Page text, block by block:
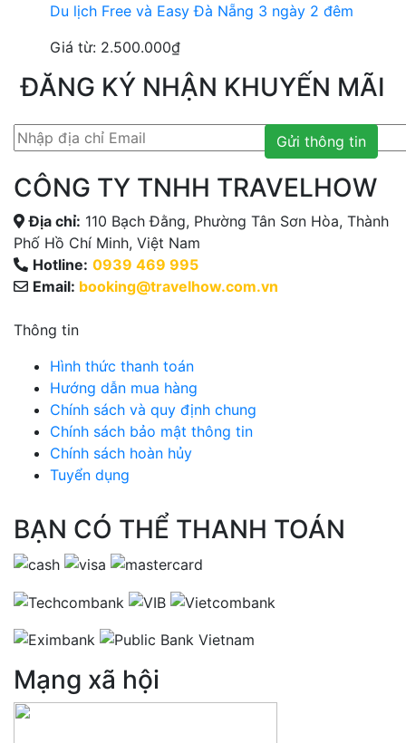
Du lịch Free và Easy Đà Nẵng 3 ngày 2 đêm
Giá từ: 2.500.000₫
ĐĂNG KÝ NHẬN KHUYẾN MÃI
Gửi thông tin
CÔNG TY TNHH TRAVELHOW
Địa chỉ: 110 Bạch Đằng, Phường Tân Sơn Hòa, Thành
Phố Hồ Chí Minh, Việt Nam
Hotline: 0939 469 995
Email: booking@travelhow.com.vn
Thông tin
Hình thức thanh toán
Hướng dẫn mua hàng
Chính sách và quy định chung
Chính sách bảo mật thông tin
Chính sách hoàn hủy
Tuyển dụng
BẠN CÓ THỂ THANH TOÁN
Mạng xã hội